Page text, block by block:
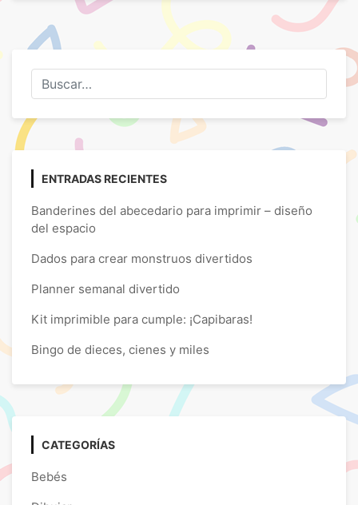
ENTRADAS RECIENTES
Banderines del abecedario para imprimir – diseño
del espacio
Dados para crear monstruos divertidos
Planner semanal divertido
Kit imprimible para cumple: ¡Capibaras!
Bingo de dieces, cienes y miles
CATEGORÍAS
Bebés